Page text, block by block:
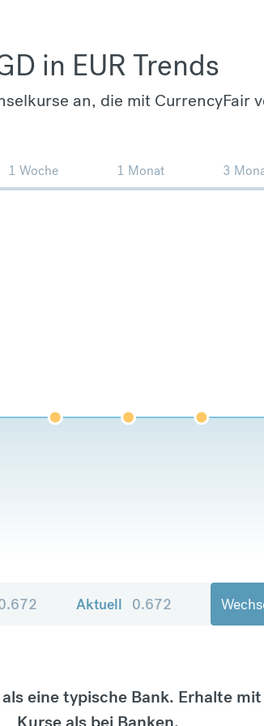
in EUR Trends
an, die mit CurrencyFair
1 Woche 1 Monat 3
Aktuell 0.672
eine typische Bank. Erhalte
Kurse als bei Banken.